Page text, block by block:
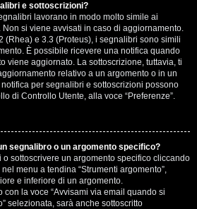
e sottoscrizioni?
lavorano in modo molto simile ai
si viene avvisati in caso di aggiornamento.
(Rhea) e 3.3 (Proteus), i segnalibri sono simili
È possibile ricevere una notifica quando
viene aggiornato. La sottoscrizione, tuttavia, ti
relativo a un argomento o in un
per segnalibri e sottoscrizioni possono
di Controllo Utente, alla voce “Preferenze”.
segnalibro o un argomento specifico?
sottoscrivere un argomento specifico cliccando
menu a tendina “Strumenti argomento”,
e inferiore di un argomento.
con la voce “Avvisami via email quando si
selezionata, sarà anche sottoscritto